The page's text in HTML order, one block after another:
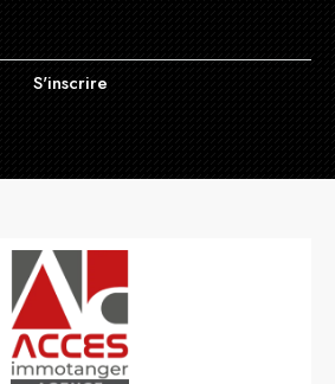
S'inscrire